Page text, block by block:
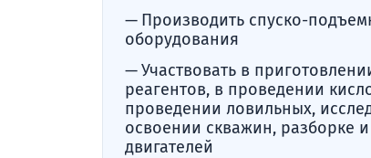
Производить спуско-
оборудования
Участвовать в
реагентов, в проведении
проведении ловильных,
освоении скважин, разборке
двигателей